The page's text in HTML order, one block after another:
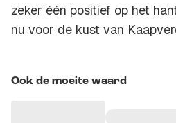
zeker één positief op het
nu voor de kust van
Ook de moeite waard